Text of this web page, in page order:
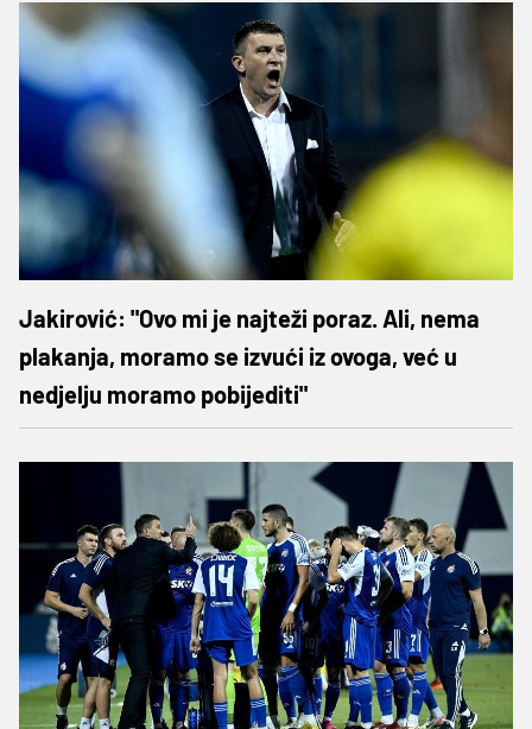
Jakirović: "Ovo mi je najteži poraz. Ali, nema
plakanja, moramo se izvući iz ovoga, već u
nedjelju moramo pobijediti"